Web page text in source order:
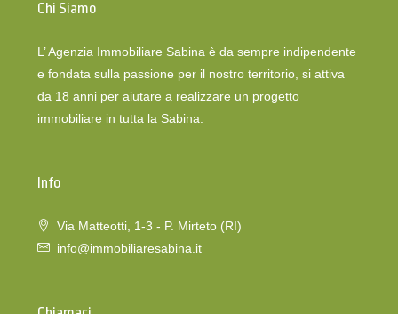
Chi Siamo
L’ Agenzia Immobiliare Sabina è da sempre indipendente
e fondata sulla passione per il nostro territorio, si attiva
da 18 anni per aiutare a realizzare un progetto
immobiliare in tutta la Sabina.
Info
Via Matteotti, 1-3 - P. Mirteto (RI)
info@immobiliaresabina.it